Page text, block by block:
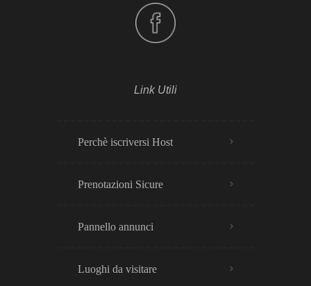
Link Utili
Perchè iscriversi Host
Prenotazioni Sicure
Pannello annunci
Luoghi da visitare